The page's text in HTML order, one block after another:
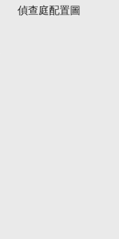
偵查庭配置圖